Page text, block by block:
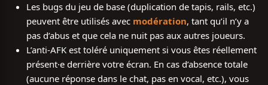
Les bugs du jeu de base (duplication de tapis, rails, etc.)
peuvent être utilisés avec modération, tant qu’il n’y a
pas d’abus et que cela ne nuit pas aux autres joueurs.
L’anti-AFK est toléré uniquement si vous êtes réellement
présent·e derrière votre écran. En cas d’absence totale
(aucune réponse dans le chat, pas en vocal, etc.), vous